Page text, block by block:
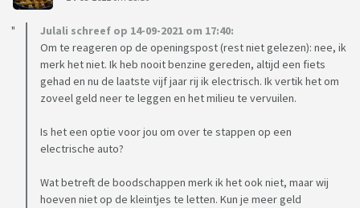
Julali schreef op 14-09-2021 om 17:40:
Om te reageren op de openingspost (rest niet gelezen): nee, ik
merk het niet. Ik heb nooit benzine gereden, altijd een fiets
gehad en nu de laatste vijf jaar rij ik electrisch. Ik vertik het om
zoveel geld neer te leggen en het milieu te vervuilen.
Is het een optie voor jou om over te stappen op een
electrische auto?
Wat betreft de boodschappen merk ik het ook niet, maar wij
hoeven niet op de kleintjes te letten. Kun je meer geld